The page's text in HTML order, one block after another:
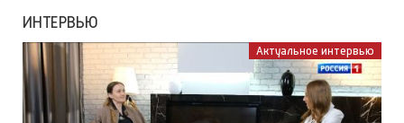
ИНТЕРВЬЮ
Актуальное интервью